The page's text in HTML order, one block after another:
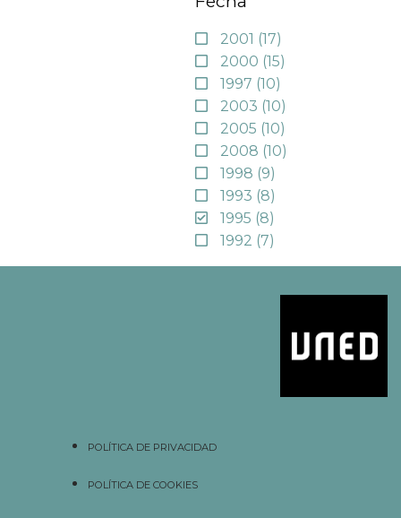
2001 (17)
2000 (15)
1997 (10)
2003 (10)
2005 (10)
2008 (10)
1998 (9)
1993 (8)
1995 (8)
1992 (7)
POLÍTICA DE PRIVACIDAD
POLÍTICA DE COOKIES